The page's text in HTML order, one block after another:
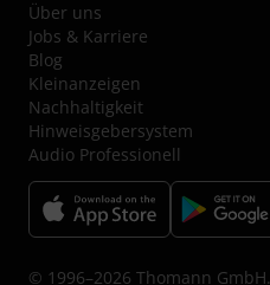
Über uns
Jobs & Karriere
Blog
Kleinanzeigen
Nachhaltigkeit
Hinweisgebersystem
Audio Professionell
© 1996–2026 Thomann GmbH.